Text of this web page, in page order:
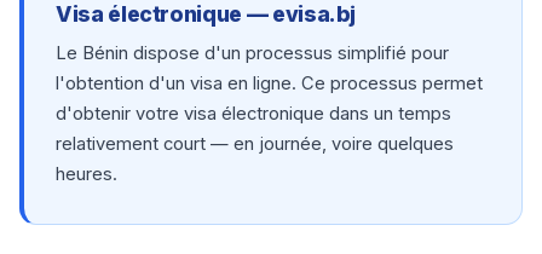
Visa électronique — evisa.bj
Le Bénin dispose d'un processus simplifié pour
l'obtention d'un visa en ligne. Ce processus permet
d'obtenir votre visa électronique dans un temps
relativement court — en journée, voire quelques
heures.